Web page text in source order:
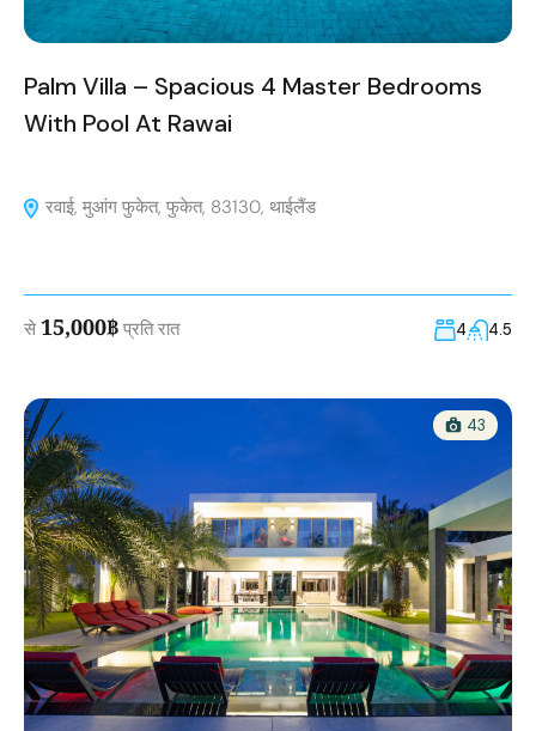
Palm Villa – Spacious 4 Master Bedrooms
With Pool At Rawai
रवाई, मुआंग फुकेत, फुकेत, 83130, थाईलैंड
से 15,000฿ प्रति रात 4 4.5
43